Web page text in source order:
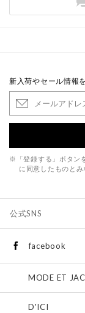
新入荷やセール情報
※「登録する」ボタン
に同意したものとみ
公式SNS
facebook
MODE ET
D'ICI